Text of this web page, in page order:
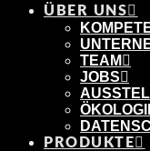
ÜBER UNS
TEAM
JOBS
PRODUKTE